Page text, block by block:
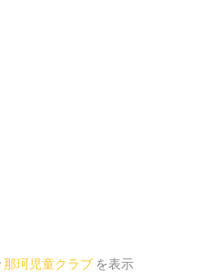
那珂児童クラブ を表示